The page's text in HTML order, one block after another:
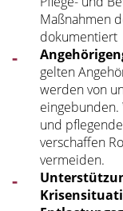
Maßnahmen
dokumentiert
gelten
werden von
und
verschaffen
vermeiden.